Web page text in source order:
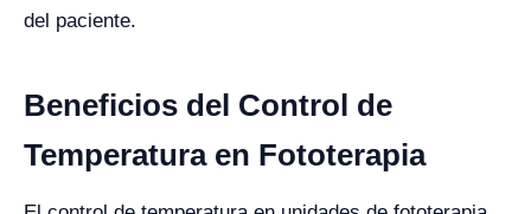
del paciente.
Beneficios del Control de
Temperatura en Fototerapia